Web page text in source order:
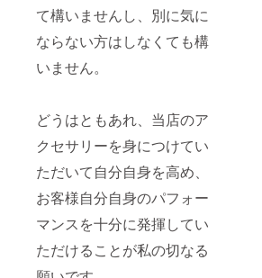
て構いませんし、別に気に
ならない方はしなくても構
いません。
どうはともあれ、当店のア
クセサリーを身につけてい
ただいて自分自身を高め、
お客様自分自身のパフォー
マンスを十分に発揮してい
ただけることが私の切なる